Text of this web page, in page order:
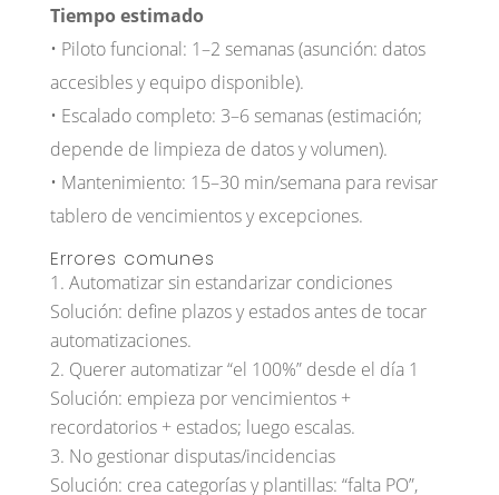
Tiempo estimado
• Piloto funcional: 1–2 semanas (asunción: datos
accesibles y equipo disponible).
• Escalado completo: 3–6 semanas (estimación;
depende de limpieza de datos y volumen).
• Mantenimiento: 15–30 min/semana para revisar
tablero de vencimientos y excepciones.
Errores comunes
Automatizar sin estandarizar condiciones
Solución: define plazos y estados antes de tocar
automatizaciones.
Querer automatizar “el 100%” desde el día 1
Solución: empieza por vencimientos +
recordatorios + estados; luego escalas.
No gestionar disputas/incidencias
Solución: crea categorías y plantillas: “falta PO”,